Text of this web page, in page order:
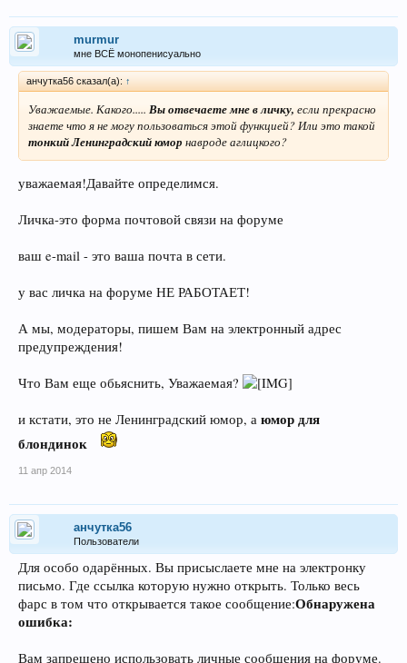
murmur
мне ВСЁ монопенисуально
анчутка56 сказал(а): ↑
Уважаемые. Какого..... Вы отвечаете мне в личку, если прекрасно
знаете что я не могу пользоваться этой функцией? Или это такой
тонкий Ленинградский юмор навроде аглицкого?
уважаемая!Давайте определимся.
Личка-это форма почтовой связи на форуме
ваш e-mail - это ваша почта в сети.
у вас личка на форуме НЕ РАБОТАЕТ!
А мы, модераторы, пишем Вам на электронный адрес
предупреждения!
Что Вам еще обьяснить, Уважаемая?
и кстати, это не Ленинградский юмор, а юмор для
блондинок
11 апр 2014
анчутка56
Пользователи
Для особо одарённых. Вы присыслаете мне на электронку
письмо. Где ссылка которую нужно открыть. Только весь
фарс в том что открывается такое сообщение:Обнаружена
ошибка:
Вам запрещено использовать личные сообщения на форуме.